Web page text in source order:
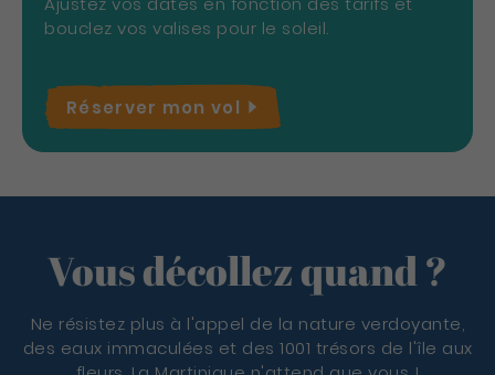
bouclez vos valises pour le soleil.
Réserver mon vol
Vous décollez quand ?
Ne résistez plus à l'appel de la nature verdoyante,
des eaux immaculées et des 1001 trésors de l'île aux